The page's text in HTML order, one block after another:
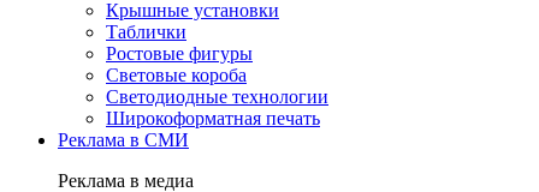
Крышные установки
Таблички
Ростовые фигуры
Световые короба
Светодиодные технологии
Широкоформатная печать
Реклама в СМИ
Реклама в медиа